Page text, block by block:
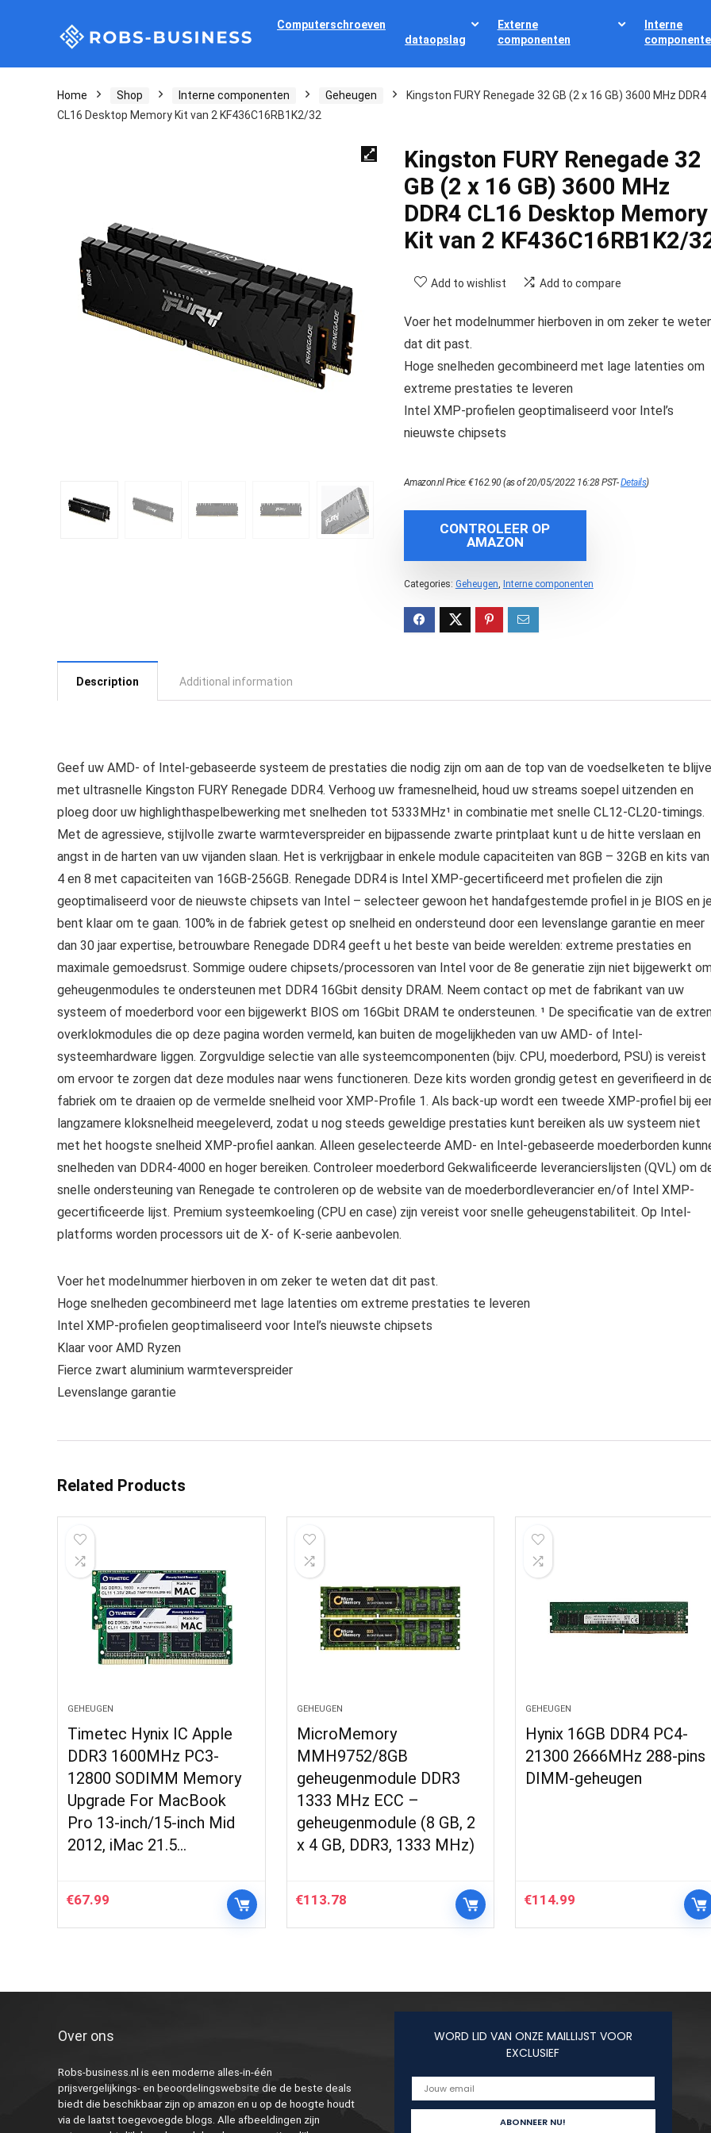
Computerschroeven
dataopslag
Externe
componenten
Interne
Home Shop Interne componenten Geheugen
Kingston FURY Renegade 32 GB (2 x 16 GB) 3600 MHz DDR4
CL16 Desktop Memory Kit van 2 KF436C16RB1K2/32
Kingston FURY Renegade 32
GB (2 x 16 GB) 3600 MHz
DDR4 CL16 Desktop Memory
Kit van 2 KF436C16RB1K2/
Add to wishlist Add to compare
Voer het modelnummer hierboven in om zeker te
dat dit past.
Hoge snelheden gecombineerd met lage latenties om
extreme prestaties te leveren
Intel XMP-profielen geoptimaliseerd voor Intel’s
nieuwste chipsets
Amazon.nl Price:€162.90(as of 20/05/2022 16:28 PST-Details)
CONTROLEER OP
AMAZON
Categories: Geheugen, Interne componenten
Description Additional information
Geef uw AMD- of Intel-gebaseerde systeem de prestaties die nodig zijn om aan de top van de voedselketen te
met ultrasnelle Kingston FURY Renegade DDR4. Verhoog uw framesnelheid, houd uw streams soepel uitzenden en
ploeg door uw highlighthaspelbewerking met snelheden tot 5333MHz¹ in combinatie met snelle CL12-CL20-timings.
Met de agressieve, stijlvolle zwarte warmteverspreider en bijpassende zwarte printplaat kunt u de hitte verslaan en
angst in de harten van uw vijanden slaan. Het is verkrijgbaar in enkele module capaciteiten van 8GB – 32GB en kits
4 en 8 met capaciteiten van 16GB-256GB. Renegade DDR4 is Intel XMP-gecertificeerd met profielen die zijn
geoptimaliseerd voor de nieuwste chipsets van Intel – selecteer gewoon het handafgestemde profiel in je BIOS en je
bent klaar om te gaan. 100% in de fabriek getest op snelheid en ondersteund door een levenslange garantie en meer
dan 30 jaar expertise, betrouwbare Renegade DDR4 geeft u het beste van beide werelden: extreme prestaties en
maximale gemoedsrust. Sommige oudere chipsets/processoren van Intel voor de 8e generatie zijn niet bijgewerkt
geheugenmodules te ondersteunen met DDR4 16Gbit density DRAM. Neem contact op met de fabrikant van uw
systeem of moederbord voor een bijgewerkt BIOS om 16Gbit DRAM te ondersteunen. ¹ De specificatie van de
overklokmodules die op deze pagina worden vermeld, kan buiten de mogelijkheden van uw AMD- of Intel-
systeemhardware liggen. Zorgvuldige selectie van alle systeemcomponenten (bijv. CPU, moederbord, PSU) is vereist
om ervoor te zorgen dat deze modules naar wens functioneren. Deze kits worden grondig getest en geverifieerd in
fabriek om te draaien op de vermelde snelheid voor XMP-Profile 1. Als back-up wordt een tweede XMP-profiel bij
langzamere kloksnelheid meegeleverd, zodat u nog steeds geweldige prestaties kunt bereiken als uw systeem niet
met het hoogste snelheid XMP-profiel aankan. Alleen geselecteerde AMD- en Intel-gebaseerde moederborden
snelheden van DDR4-4000 en hoger bereiken. Controleer moederbord Gekwalificeerde leverancierslijsten (QVL) om
snelle ondersteuning van Renegade te controleren op de website van de moederbordleverancier en/of Intel XMP-
gecertificeerde lijst. Premium systeemkoeling (CPU en case) zijn vereist voor snelle geheugenstabiliteit. Op Intel-
platforms worden processors uit de X- of K-serie aanbevolen.
Voer het modelnummer hierboven in om zeker te weten dat dit past.
Hoge snelheden gecombineerd met lage latenties om extreme prestaties te leveren
Intel XMP-profielen geoptimaliseerd voor Intel’s nieuwste chipsets
Klaar voor AMD Ryzen
Fierce zwart aluminium warmteverspreider
Levenslange garantie
Related Products
GEHEUGEN
Timetec Hynix IC Apple
DDR3 1600MHz PC3-
12800 SODIMM Memory
Upgrade For MacBook
Pro 13-inch/15-inch Mid
2012, iMac 21.5…
€67.99
GEHEUGEN
MicroMemory
MMH9752/8GB
geheugenmodule DDR3
1333 MHz ECC –
geheugenmodule (8 GB, 2
x 4 GB, DDR3, 1333 MHz)
€113.78
GEHEUGEN
Hynix 16GB DDR4 PC4-
21300 2666MHz 288-pins
DIMM-geheugen
€114.99
Over ons
Robs-business.nl is een moderne alles-in-één
prijsvergelijkings- en beoordelingswebsite die de beste deals
biedt die beschikbaar zijn op amazon en u op de hoogte houdt
via de laatst toegevoegde blogs. Alle afbeeldingen zijn
WORD LID VAN ONZE MAILLIJST VOOR
EXCLUSIEF